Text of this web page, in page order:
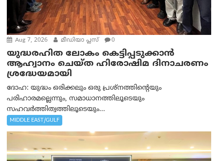
Aug 7, 2026 മീഡിയാ പ്ലസ് 0
യുദ്ധരഹിത ലോകം കെട്ടിപ്പടുക്കാന്‍
ആഹ്വാനം ചെയ്ത ഹിരോഷിമ ദിനാചരണം
ശ്രദ്ധേയമായി
ദോഹ: യുദ്ധം ഒരിക്കലും ഒരു പ്രശ്‌നത്തിന്റെയും
പരിഹാരമല്ലെന്നും, സമാധാനത്തിലൂടെയും
സഹവര്‍ത്തിത്വത്തിലൂടെയും...
MIDDLE EAST/GULF